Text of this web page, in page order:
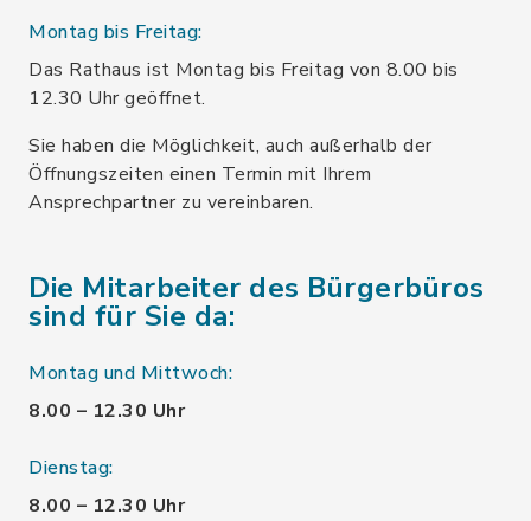
Montag bis Freitag:
Das Rathaus ist Montag bis Freitag von 8.00 bis
12.30 Uhr geöffnet.
Sie haben die Möglichkeit, auch außerhalb der
Öffnungszeiten einen Termin mit Ihrem
Ansprechpartner zu vereinbaren.
Die Mitarbeiter des Bürgerbüros
sind für Sie da:
Montag und Mittwoch:
8.00 – 12.30 Uhr
Dienstag:
8.00 – 12.30 Uhr